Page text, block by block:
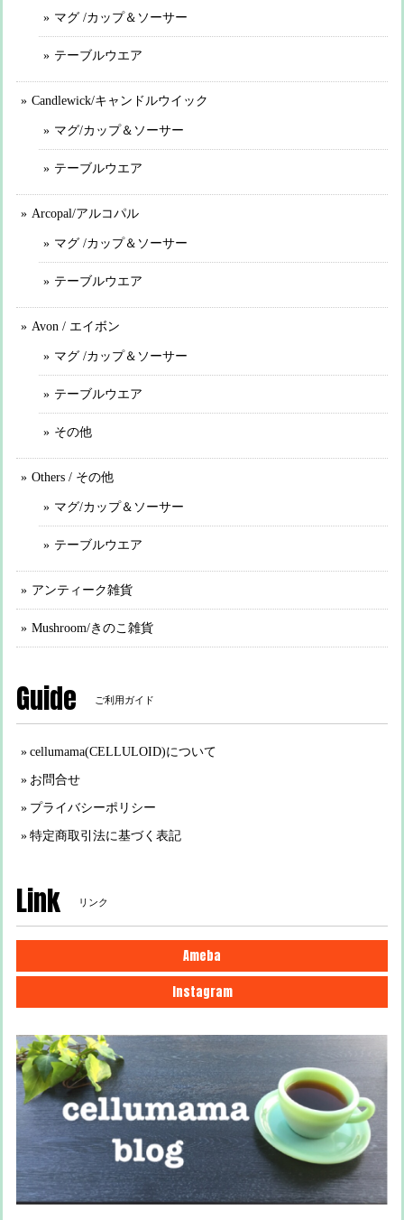
マグ /カップ＆ソーサー
テーブルウエア
Candlewick/キャンドルウイック
マグ/カップ＆ソーサー
テーブルウエア
Arcopal/アルコパル
マグ /カップ＆ソーサー
テーブルウエア
Avon / エイボン
マグ /カップ＆ソーサー
テーブルウエア
その他
Others / その他
マグ/カップ＆ソーサー
テーブルウエア
アンティーク雑貨
Mushroom/きのこ雑貨
Guide ご利用ガイド
cellumama(CELLULOID)について
お問合せ
プライバシーポリシー
特定商取引法に基づく表記
Link リンク
Ameba
Instagram